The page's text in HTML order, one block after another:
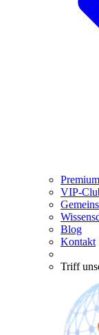
VIP-
Blog
Kontakt
Triff